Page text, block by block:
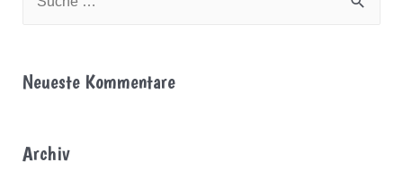
h
n
Neueste Kommentare
Archiv